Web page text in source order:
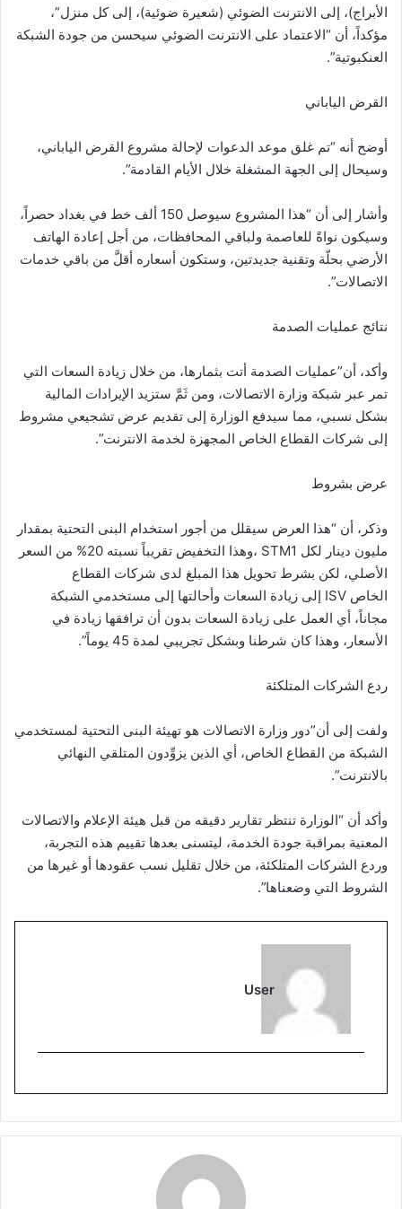
الأبراج)، إلى الانترنت الضوئي (شعيرة ضوئية)، إلى كل منزل”،
مؤكداً، أن “الاعتماد على الانترنت الضوئي سيحسن من جودة الشبكة
العنكبوتية”.
القرض الياباني
أوضح أنه “تم غلق موعد الدعوات لإحالة مشروع القرض الياباني،
وسيحال إلى الجهة المشغلة خلال الأيام القادمة”.
وأشار إلى أن “هذا المشروع سيوصل 150 ألف خط في بغداد حصراً،
وسيكون نواةً للعاصمة ولباقي المحافظات، من أجل إعادة الهاتف
الأرضي بحلّة وتقنية جديدتين، وستكون أسعاره أقلَّ من باقي خدمات
الاتصالات”.
نتائج عمليات الصدمة
وأكد، أن”عمليات الصدمة أتت بثمارها، من خلال زيادة السعات التي
تمر عبر شبكة وزارة الاتصالات، ومن ثَمَّ ستزيد الإيرادات المالية
بشكل نسبي، مما سيدفع الوزارة إلى تقديم عرض تشجيعي مشروط
إلى شركات القطاع الخاص المجهزة لخدمة الانترنت”.
عرض بشروط
وذكر، أن “هذا العرض سيقلل من أجور استخدام البنى التحتية بمقدار
مليون دينار لكل STM1 ،وهذا التخفيض تقريباً نسبته ‎%‎20 من السعر
الأصلي، لكن بشرط تحويل هذا المبلغ لدى شركات القطاع
الخاص ISV إلى زيادة السعات وأحالتها إلى مستخدمي الشبكة
مجاناً، أي العمل على زيادة السعات بدون أن ترافقها زيادة في
الأسعار، وهذا كان شرطنا وبشكل تجريبي لمدة 45 يوماً”.
ردع الشركات المتلكئة
ولفت إلى أن”دور وزارة الاتصالات هو تهيئة البنى التحتية لمستخدمي
الشبكة من القطاع الخاص، أي الذين يزوِّدون المتلقي النهائي
بالانترنت”.
وأكد أن “الوزارة تنتظر تقارير دقيقه من قبل هيئة الإعلام والاتصالات
المعنية بمراقبة جودة الخدمة، ليتسنى بعدها تقييم هذه التجربة،
وردع الشركات المتلكئة، من خلال تقليل نسب عقودها أو غيرها من
الشروط التي وضعناها”.
User